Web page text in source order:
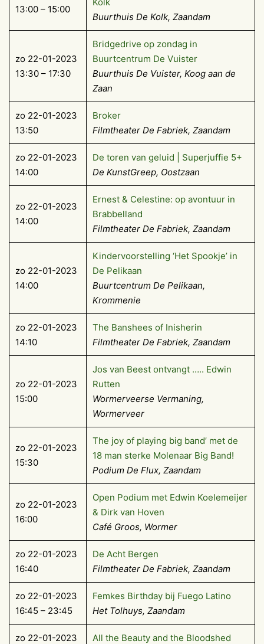
13:00 – 15:00
Buurthuis De Kolk, Zaandam
zo 22-01-2023
13:30 – 17:30
Bridgedrive op zondag in
Buurtcentrum De Vuister
Buurthuis De Vuister, Koog aan de
Zaan
zo 22-01-2023
13:50
Broker
Filmtheater De Fabriek, Zaandam
zo 22-01-2023
14:00
De toren van geluid | Superjuffie 5+
De KunstGreep, Oostzaan
zo 22-01-2023
14:00
Ernest & Celestine: op avontuur in
Brabbelland
Filmtheater De Fabriek, Zaandam
zo 22-01-2023
14:00
Kindervoorstelling ‘Het Spookje’ in
De Pelikaan
Buurtcentrum De Pelikaan,
Krommenie
zo 22-01-2023
14:10
The Banshees of Inisherin
Filmtheater De Fabriek, Zaandam
zo 22-01-2023
15:00
Jos van Beest ontvangt ….. Edwin
Rutten
Wormerveerse Vermaning,
Wormerveer
zo 22-01-2023
15:30
The joy of playing big band’ met de
18 man sterke Molenaar Big Band!
Podium De Flux, Zaandam
zo 22-01-2023
16:00
Open Podium met Edwin Koelemeijer
& Dirk van Hoven
Café Groos, Wormer
zo 22-01-2023
16:40
De Acht Bergen
Filmtheater De Fabriek, Zaandam
zo 22-01-2023
16:45 – 23:45
Femkes Birthday bij Fuego Latino
Het Tolhuys, Zaandam
zo 22-01-2023
All the Beauty and the Bloodshed